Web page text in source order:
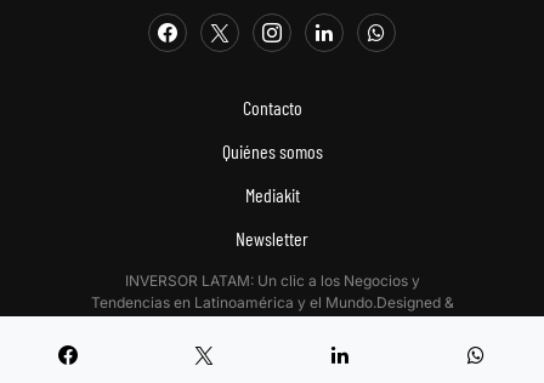
Contacto
Quiénes somos
Mediakit
Newsletter
INVERSOR LATAM: Un clic a los Negocios y
Tendencias en Latinoamérica y el Mundo.Designed &